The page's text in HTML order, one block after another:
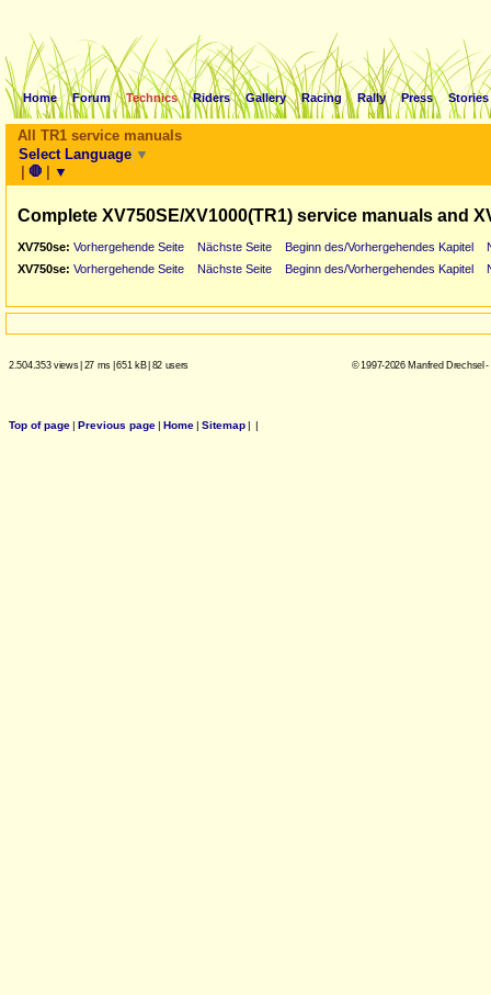
Home Forum Technics Riders Gallery Racing Rally Press Stories
All TR1 service manuals
Select Language ▼
| 🛑 | ▼
Complete XV750SE/XV1000(TR1) service manuals and
XV750se: Vorhergehende Seite Nächste Seite Beginn des/Vorhergehendes Kapitel
XV750se: Vorhergehende Seite Nächste Seite Beginn des/Vorhergehendes Kapitel
2.504.353 views| 27 ms |651 kB| 82 users © 1997-2026 Manfred Drechsel
Top of page| Previous page| Home| Sitemap| |